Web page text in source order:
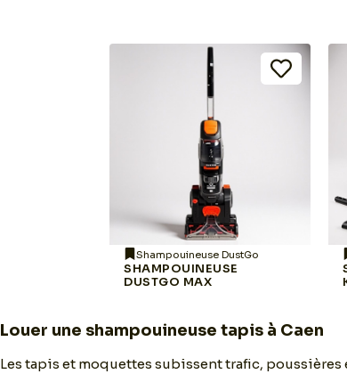
Shampouineuse DustGo
SHAMPOUINEUSE
DUSTGO MAX
Louer une shampouineuse tapis à Caen
Les tapis et moquettes subissent trafic,